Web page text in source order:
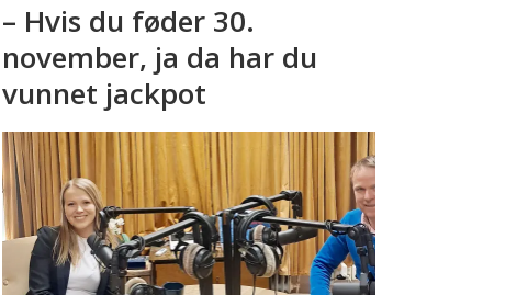
– Hvis du føder 30.
november, ja da har du
vunnet jackpot